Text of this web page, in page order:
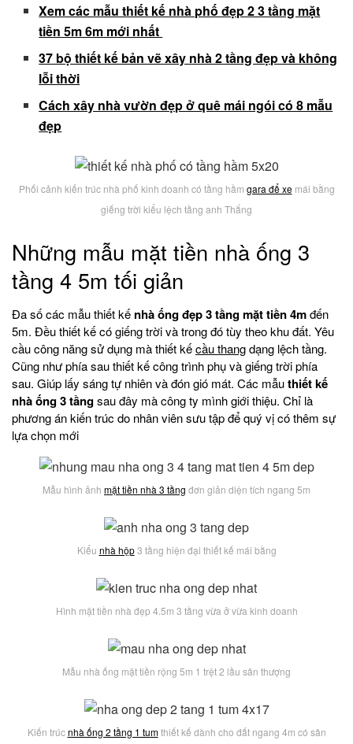
Xem các mẫu thiết kế nhà phố đẹp 2 3 tầng mặt
tiền 5m 6m mới nhất
37 bộ thiết kế bản vẽ xây nhà 2 tầng đẹp và không
lỗi thời
Cách xây nhà vườn đẹp ở quê mái ngói có 8 mẫu
đẹp
Phối cảnh kiến trúc nhà phố kinh doanh có tầng hầm gara để xemái bằng
giếng trời kiểu lệch tầng anh Thắng
Những mẫu mặt tiền nhà ống 3
tầng 4 5m tối giản
Đa số các mẫu thiết kế nhà ống đẹp 3 tầng mặt tiền 4mđến
5m. Đều thiết kế có giếng trời và trong đó tùy theo khu đất. Yêu
cầu công năng sử dụng mà thiết kếcầu thangdạng lệch tầng.
Cũng như phía sau thiết kế công trình phụ và giếng trời phía
sau. Giúp lấy sáng tự nhiên và đón gió mát. Các mẫuthiết kế
nhà ống 3 tầngsau đây mà công ty mình giới thiệu. Chỉ là
phương án kiến trúc do nhân viên sưu tập để quý vị có thêm sự
lựa chọn mới
Mẫu hình ảnh mặt tiền nhà 3 tầng đơn giản diện tích ngang 5m
Kiểu nhà hộp3 tầng hiện đại thiết kế mái bằng
Hình mặt tiền nhà đẹp 4.5m 3 tầng vừa ở vừa kinh doanh
Mẫu nhà ống mặt tiền rộng 5m 1 trệt 2 lầu sân thượng
Kiến trúcnhà ống 2 tầng 1 tumthiết kế dành cho đất ngang 4m có sân